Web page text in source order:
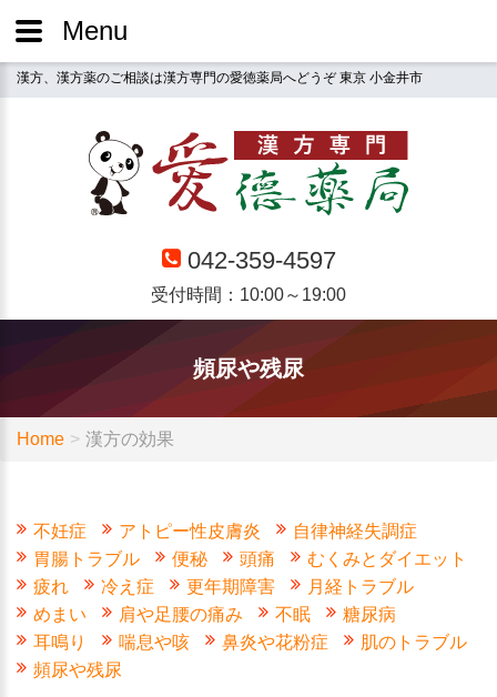
漢方、漢方薬のご相談は漢方専門の愛徳薬局へどうぞ 東京 小金井市
042-359-4597
受付時間：10:00～19:00
頻尿や残尿
Home 漢方の効果
不妊症 アトピー性皮膚炎
自律神経失調症
胃腸トラブル
便秘 頭痛
むくみとダイエット
疲れ
冷え症 更年期障害
月経トラブル
めまい
肩や足腰の痛み 不眠
糖尿病
耳鳴り
喘息や咳 鼻炎や花粉症
肌のトラブル
頻尿や残尿
Menu